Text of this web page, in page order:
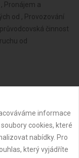
Pronájem a
od , Provozování
činnost
od
informace
cookies, které
nabídky. Pro
který vyjádříte